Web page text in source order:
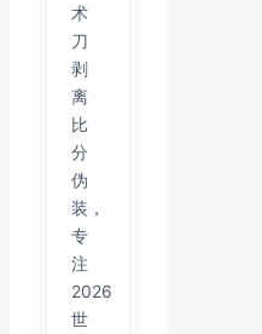
术
刀
剥
离
比
分
伪
装，
专
注
2026
世